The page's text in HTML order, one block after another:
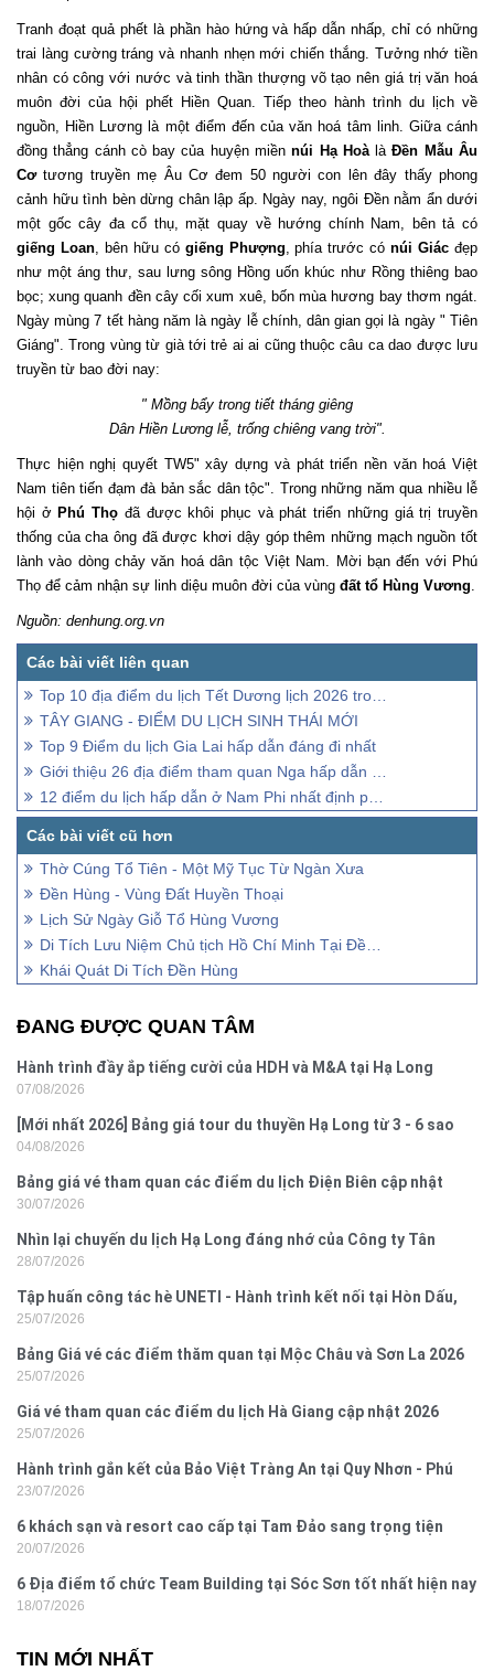
Tranh đoạt quả phết là phần hào hứng và hấp dẫn nhấp, chỉ có những
trai làng cường tráng và nhanh nhẹn mới chiến thắng. Tưởng nhớ tiền
nhân có công với nước và tinh thần thượng võ tạo nên giá trị văn hoá
muôn đời của hội phết Hiền Quan. Tiếp theo hành trình du lịch về
nguồn, Hiền Lương là một điểm đến của văn hoá tâm linh. Giữa cánh
đồng thẳng cánh cò bay của huyện miềnnúi Hạ HoàlàĐền Mẫu Âu
Cơtương truyền mẹ Âu Cơ đem 50 người con lên đây thấy phong
cảnh hữu tình bèn dừng chân lập ấp. Ngày nay, ngôi Đền nằm ẩn dưới
một gốc cây đa cổ thụ, mặt quay về hướng chính Nam, bên tả có
giếng Loan, bên hữu có giếng Phượng, phía trước cónúi Giác đẹp
như một áng thư, sau lưng sông Hồng uốn khúc như Rồng thiêng bao
bọc; xung quanh đền cây cối xum xuê, bốn mùa hương bay thơm ngát.
Ngày mùng 7 tết hàng năm là ngày lễ chính, dân gian gọi là ngày " Tiên
Giáng". Trong vùng từ già tới trẻ ai ai cũng thuộc câu ca dao được lưu
truyền từ bao đời nay:
" Mồng bẩy trong tiết tháng giêng
Dân Hiền Lương lễ, trống chiêng vang trời".
Thực hiện nghị quyết TW5" xây dựng và phát triển nền văn hoá Việt
Nam tiên tiến đạm đà bản sắc dân tộc". Trong những năm qua nhiều lễ
hội ở Phú Thọ đã được khôi phục và phát triển những giá trị truyền
thống của cha ông đã được khơi dậy góp thêm những mạch nguồn tốt
lành vào dòng chảy văn hoá dân tộc Việt Nam. Mời bạn đến với Phú
Thọ để cảm nhận sự linh diệu muôn đời của vùng đất tổ Hùng Vương.
Nguồn: denhung.org.vn
Top 10 địa điểm du lịch Tết Dương lịch 2026 trong nước và quốc tế
TÂY GIANG - ĐIỂM DU LỊCH SINH THÁI MỚI
Top 9 Điểm du lịch Gia Lai hấp dẫn đáng đi nhất
Giới thiệu 26 địa điểm tham quan Nga hấp dẫn nhất
12 điểm du lịch hấp dẫn ở Nam Phi nhất định phải đến
Thờ Cúng Tổ Tiên - Một Mỹ Tục Từ Ngàn Xưa
Đền Hùng - Vùng Đất Huyền Thoại
Lịch Sử Ngày Giỗ Tổ Hùng Vương
Di Tích Lưu Niệm Chủ tịch Hồ Chí Minh Tại Đền Hùng
Khái Quát Di Tích Đền Hùng
ĐANG ĐƯỢC QUAN TÂM
Hành trình đầy ắp tiếng cười của HDH và M&A tại Hạ Long
07/08/2026
[Mới nhất 2026] Bảng giá tour du thuyền Hạ Long từ 3 - 6 sao
04/08/2026
Bảng giá vé tham quan các điểm du lịch Điện Biên cập nhật
2026
30/07/2026
Nhìn lại chuyến du lịch Hạ Long đáng nhớ của Công ty Tân
Hưng 2026
28/07/2026
Tập huấn công tác hè UNETI - Hành trình kết nối tại Hòn Dấu,
Đồ Sơn
25/07/2026
Bảng Giá vé các điểm thăm quan tại Mộc Châu và Sơn La 2026
25/07/2026
Giá vé tham quan các điểm du lịch Hà Giang cập nhật 2026
25/07/2026
Hành trình gắn kết của Bảo Việt Tràng An tại Quy Nhơn - Phú
Yên
23/07/2026
6 khách sạn và resort cao cấp tại Tam Đảo sang trọng tiện
nghi
20/07/2026
6 Địa điểm tổ chức Team Building tại Sóc Sơn tốt nhất hiện nay
18/07/2026
TIN MỚI NHẤT